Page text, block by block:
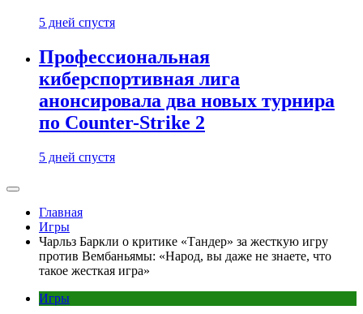
5 дней спустя
Профессиональная
киберспортивная лига
анонсировала два новых турнира
по Counter-Strike 2
5 дней спустя
Главная
Игры
Чарльз Баркли о критике «Тандер» за жесткую игру
против Вембаньямы: «Народ, вы даже не знаете, что
такое жесткая игра»
Игры